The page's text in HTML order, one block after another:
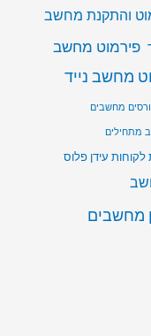
והתקנת מחשב
פירמוט מחשב
מחשב נייד
מחשבים
מתחילים
לקוחות עידן פלוס
מחשבים